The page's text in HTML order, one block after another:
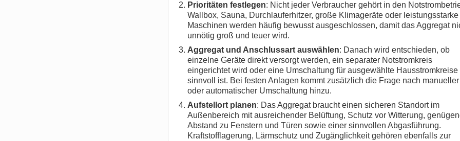
Prioritäten festlegen: Nicht jeder Verbraucher gehört in den
Wallbox, Sauna, Durchlauferhitzer, große Klimageräte oder leistungsstarke
Maschinen werden häufig bewusst ausgeschlossen, damit das Aggregat
unnötig groß und teuer wird.
Aggregat und Anschlussart auswählen: Danach wird entschieden, ob
einzelne Geräte direkt versorgt werden, ein separater Notstromkreis
eingerichtet wird oder eine Umschaltung für ausgewählte Hausstromkreise
sinnvoll ist. Bei festen Anlagen kommt zusätzlich die Frage nach manueller
oder automatischer Umschaltung hinzu.
Aufstellort planen: Das Aggregat braucht einen sicheren Standort im
Außenbereich mit ausreichender Belüftung, Schutz vor Witterung,
Abstand zu Fenstern und Türen sowie einer sinnvollen Abgasführung.
Kraftstofflagerung, Lärmschutz und Zugänglichkeit gehören ebenfalls zur